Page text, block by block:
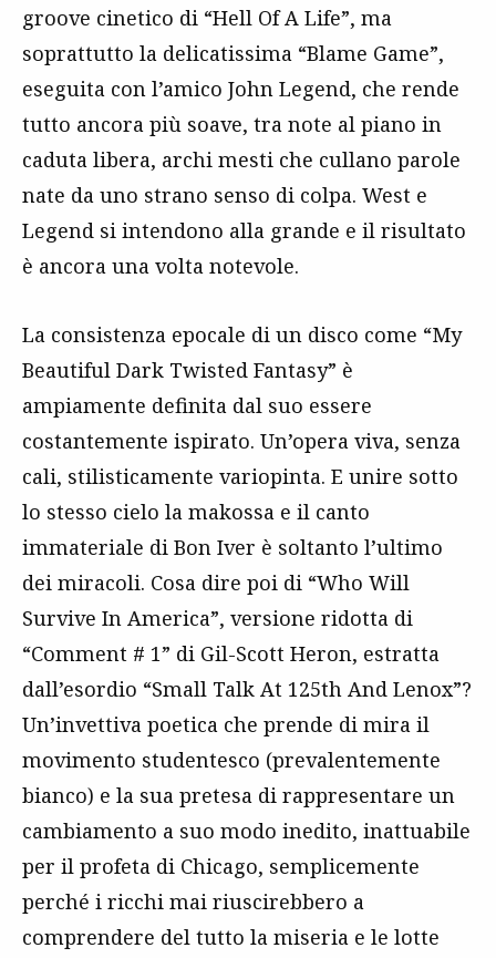
groove cinetico di “Hell Of A Life”, ma
soprattutto la delicatissima “Blame Game”,
eseguita con l’amico John Legend, che rende
tutto ancora più soave, tra note al piano in
caduta libera, archi mesti che cullano parole
nate da uno strano senso di colpa. West e
Legend si intendono alla grande e il risultato
è ancora una volta notevole.
La consistenza epocale di un disco come “My
Beautiful Dark Twisted Fantasy” è
ampiamente definita dal suo essere
costantemente ispirato. Un’opera viva, senza
cali, stilisticamente variopinta. E unire sotto
lo stesso cielo la makossa e il canto
immateriale di Bon Iver è soltanto l’ultimo
dei miracoli. Cosa dire poi di “Who Will
Survive In America”, versione ridotta di
“Comment # 1” di Gil-Scott Heron, estratta
dall’esordio “Small Talk At 125th And Lenox”?
Un’invettiva poetica che prende di mira il
movimento studentesco (prevalentemente
bianco) e la sua pretesa di rappresentare un
cambiamento a suo modo inedito, inattuabile
per il profeta di Chicago, semplicemente
perché i ricchi mai riuscirebbero a
comprendere del tutto la miseria e le lotte